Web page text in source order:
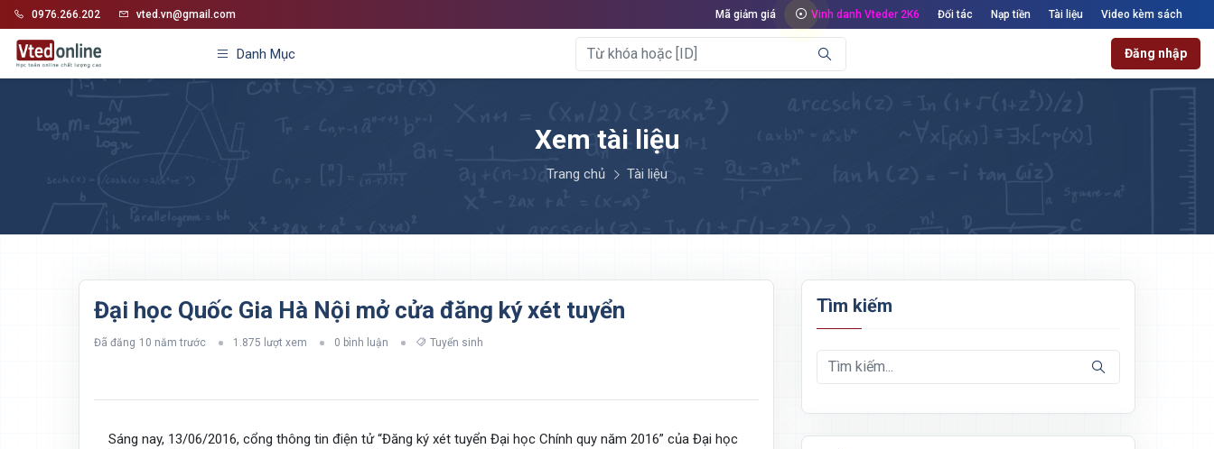
0976.266.202 vted.vn@gmail.com Mã giảm giá Vinh danh Vteder 2K6 Đối tác Nạp tiền Tài liệu Video kèm sách
Danh Mục Đăng nhập
Xem tài liệu
Trang chủ Tài liệu
Đại học Quốc Gia Hà Nội mở cửa đăng ký xét tuyển
Đã đăng 10 năm trước 1.875 lượt xem 0 bình luận Tuyển sinh
Sáng nay, 13/06/2016, cổng thông tin điện tử “Đăng ký xét tuyển Đại học Chính quy năm 2016” của Đại học
Tìm kiếm